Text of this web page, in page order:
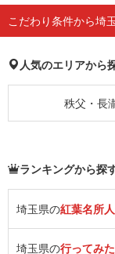
こだわり条件から埼
人気のエリアから
秩父・長
ランキングから探
埼玉県の紅葉名所
埼玉県の行ってみ